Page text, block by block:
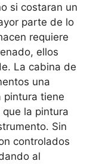
si costaran un
parte de lo
requiere
ellos
La cabina de
una
pintura tiene
la pintura
Sin
controlados
al